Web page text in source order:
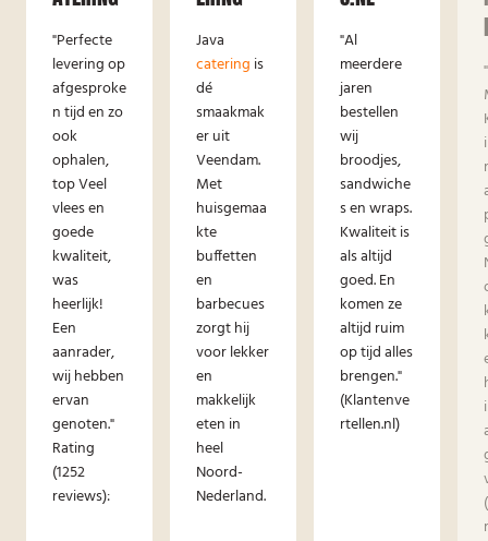
"Perfecte
levering op
afgesproke
n tijd en zo
ook
ophalen,
top Veel
vlees en
goede
kwaliteit,
was
heerlijk!
Een
aanrader,
wij hebben
ervan
genoten."
Rating
(1252
reviews):
Java
catering is
dé
smaakmak
er uit
Veendam.
Met
huisgemaa
kte
buffetten
en
barbecues
zorgt hij
voor lekker
en
makkelijk
eten in
heel
Noord-
Nederland.
"Al
meerdere
jaren
bestellen
wij
broodjes,
sandwiche
s en wraps.
Kwaliteit is
als altijd
goed. En
komen ze
altijd ruim
op tijd alles
brengen."
(Klantenve
rtellen.nl)